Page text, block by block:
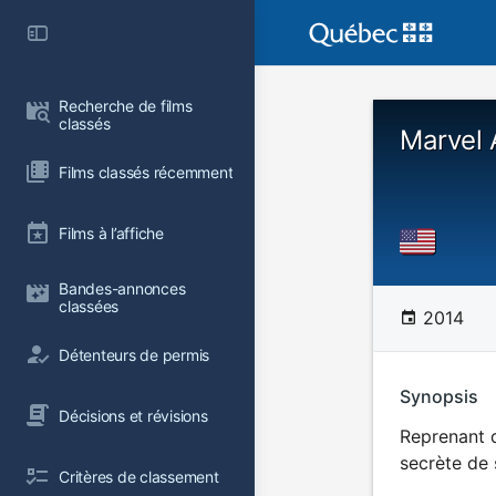
Recherche de films
classés
Films classés récemment
Films à l’affiche
Bandes-annonces
classées
Détenteurs de permis
Décisions et révisions
Critères de classement
Marvel
2014
Synopsis
Reprenant
secrète de